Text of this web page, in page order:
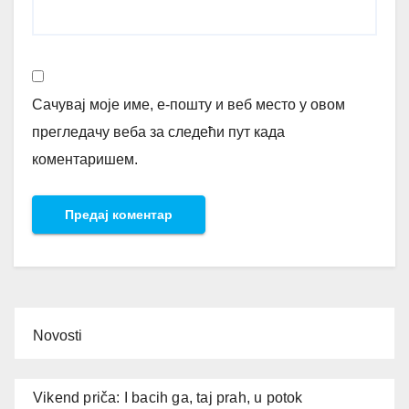
Сачувај моје име, е-пошту и веб место у овом
прегледачу веба за следећи пут када
коментаришем.
Novosti
Vikend priča: I bacih ga, taj prah, u potok